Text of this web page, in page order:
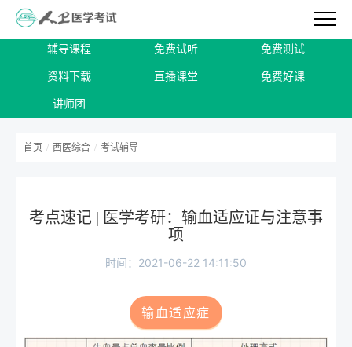
辅导课程 免费试听 免费测试
资料下载 直播课堂 免费好课
讲师团
首页 / 西医综合 / 考试辅导
考点速记 | 医学考研：输血适应证与注意事
项
时间：2021-06-22 14:11:50
输血适应症